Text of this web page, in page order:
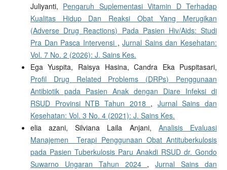
Juliyanti, Pengaruh Suplementasi Vitamin D Terhadap
Kualitas Hidup Dan Reaksi Obat Yang Merugikan
(Adverse Drug Reactions) Pada Pasien Hiv/Aids: Studi
Pra Dan Pasca Intervensi ,Jurnal Sains dan Kesehatan:
Vol. 7 No. 2 (2026): J. Sains Kes.
Ega Yuspita, Raisya Hasina, Candra Eka Puspitasari,
Profil Drug Related Problems (DRPs) Penggunaan
Antibiotik pada Pasien Anak dengan Diare Infeksi di
RSUD Provinsi NTB Tahun 2018 , Jurnal Sains dan
Kesehatan: Vol. 3 No. 4 (2021): J. Sains Kes.
elia azani, Silviana Laila Anjani, Analisis Evaluasi
Manajemen Terapi Penggunaan Obat Antituberkulosis
pada Pasien Tuberkulosis Paru Anakdi RSUD dr. Gondo
Suwarno Ungaran Tahun 2024 ,Jurnal Sains dan